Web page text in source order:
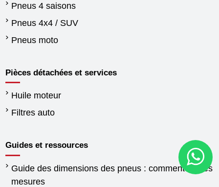
Pneus 4 saisons
Pneus 4x4 / SUV
Pneus moto
Pièces détachées et services
Huile moteur
Filtres auto
Guides et ressources
Guide des dimensions des pneus : comment lire les
mesures